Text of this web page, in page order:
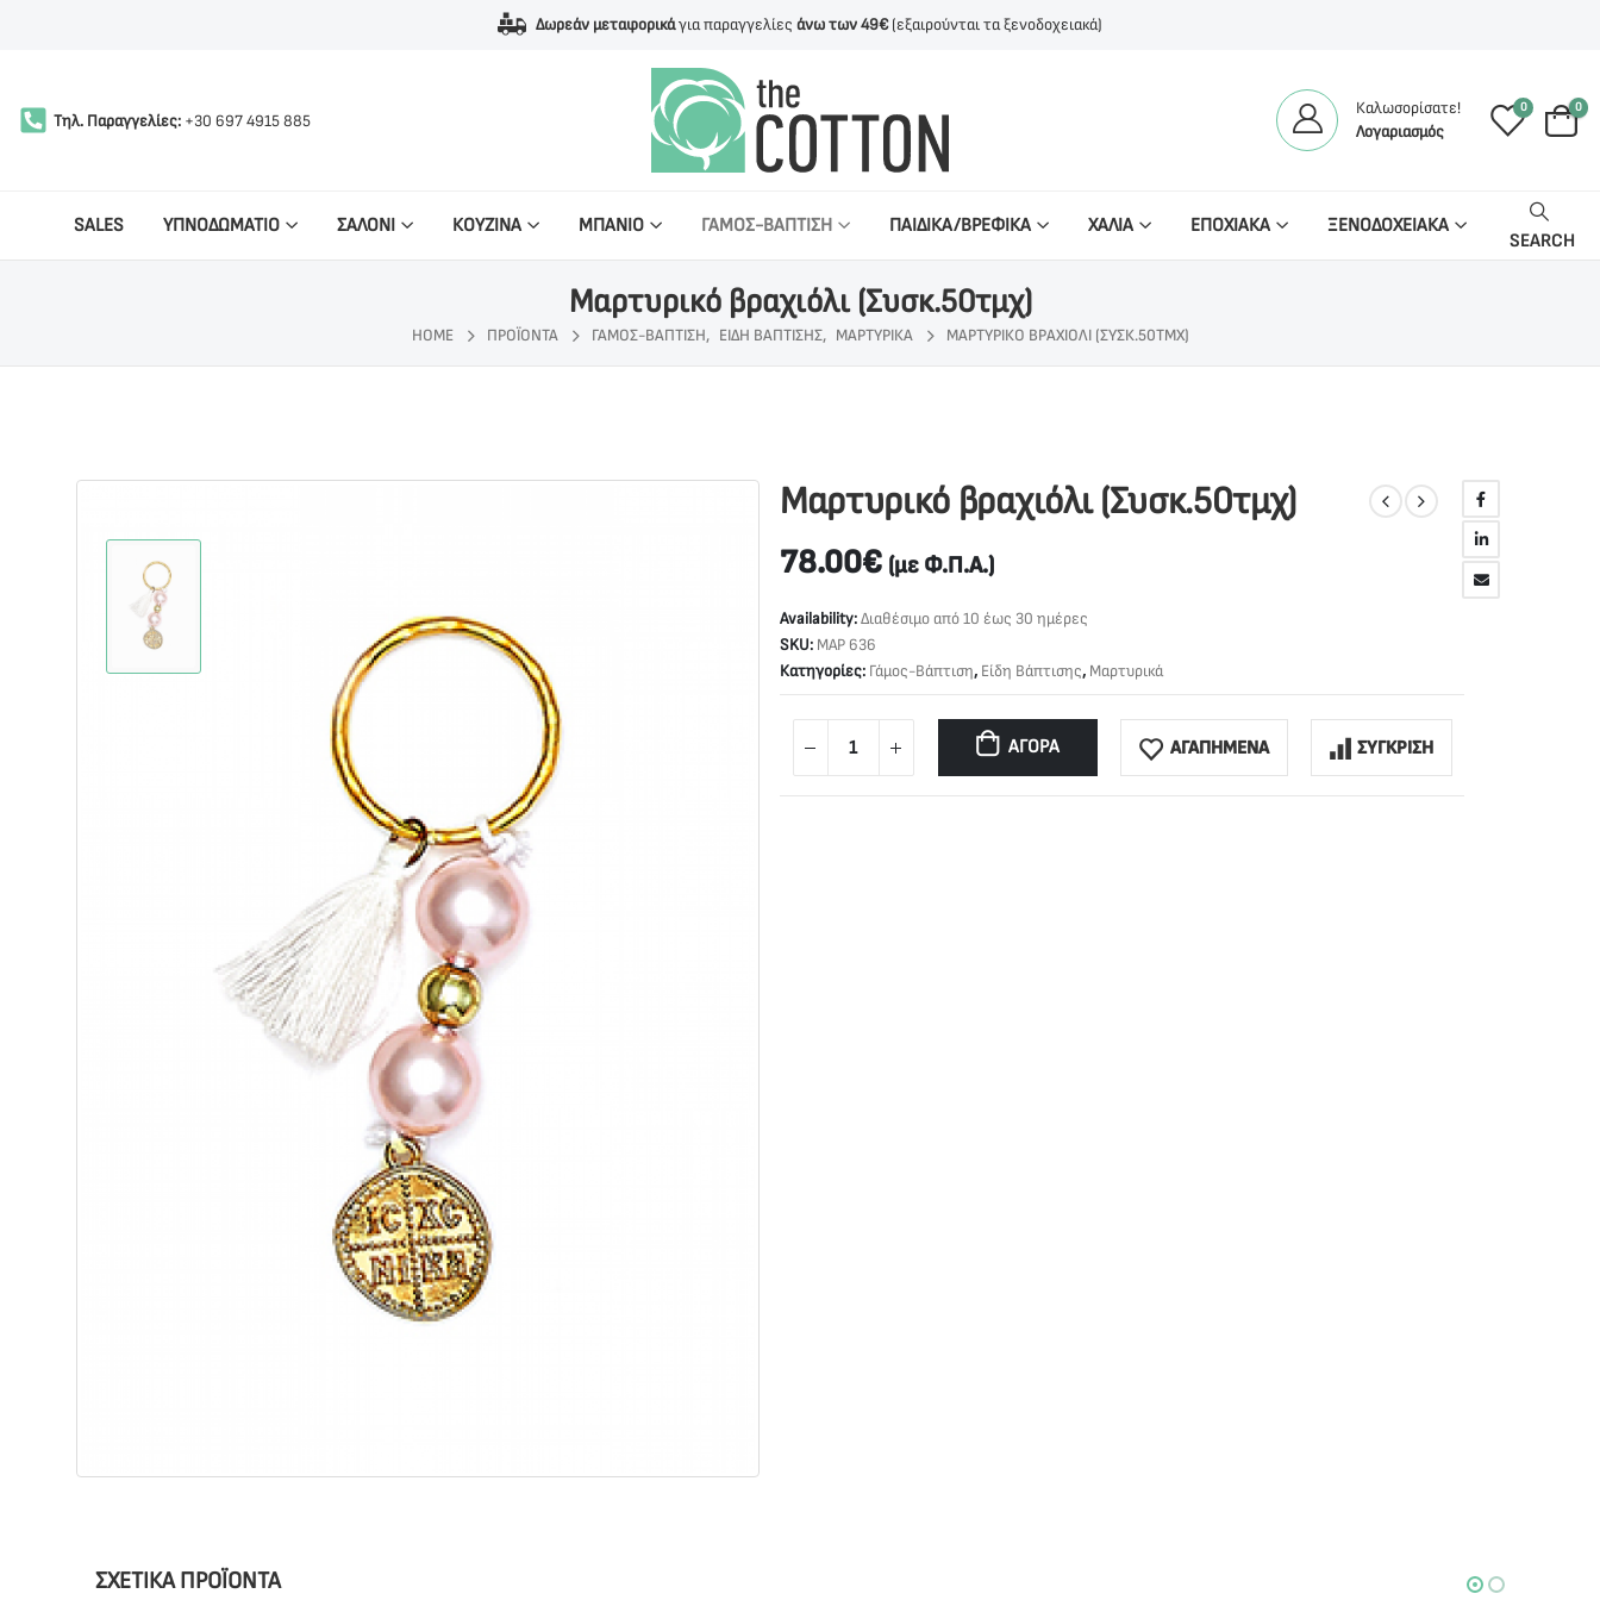
Δωρεάν μεταφορικάγια παραγγελίες άνω των 49€(εξαιρούνται τα ξενοδοχειακά)
Τηλ. Παραγγελίες: +30 697 4915 885
Καλωσορίσατε!
Λογαριασμός
0 0
SALES ΥΠΝΟΔΩΜΑΤΙΟ ΣΑΛΟΝΙ ΚΟΥΖΙΝΑ ΜΠΑΝΙΟ ΓΑΜΟΣ-ΒΑΠΤΙΣΗ ΠΑΙΔΙΚΑ/ΒΡΕΦΙΚΑ ΧΑΛΙΑ ΕΠΟΧΙΑΚΑ ΞΕΝΟΔΟΧΕΙΑΚΑ
SEARCH
Μαρτυρικό βραχιόλι (Συσκ.50τμχ)
HOME ΠΡΟΪΌΝΤΑ ΓΆΜΟΣ-ΒΆΠΤΙΣΗ, ΕΊΔΗ ΒΆΠΤΙΣΗΣ, ΜΑΡΤΥΡΙΚΆ ΜΑΡΤΥΡΙΚΌ ΒΡΑΧΙΌΛΙ (ΣΥΣΚ.50ΤΜΧ)
Μαρτυρικό βραχιόλι (Συσκ.50τμχ)
78.00€ (με Φ.Π.Α.)
Availability:Διαθέσιμο από 10 έως 30 ημέρες
SKU: ΜΑΡ 636
Κατηγορίες: Γάμος-Βάπτιση, Είδη Βάπτισης, Μαρτυρικά
ΑΓΟΡΆ ΑΓΑΠΗΜΕΝΑ ΣΥΓΚΡΙΣΗ
ΣΧΕΤΙΚΆ ΠΡΟΪΌΝΤΑ